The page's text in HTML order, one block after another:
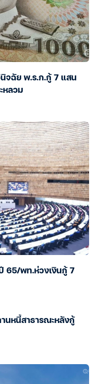
จฉัย พ.ร.ก.กู้ 7 แสน
หลวม
65/พท.ห่วงเงินกู้ 7
นหนี้สาธารณะหลังกู้